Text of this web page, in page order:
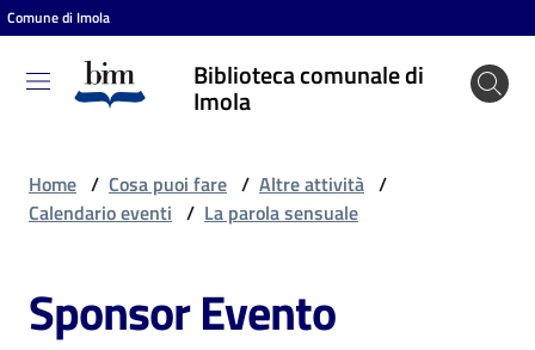
Vai al contenuto
Vai alla navigazione
Vai al footer
Comune di Imola
Biblioteca comunale di
Imola
Biblioteca
comunale
Home / Cosa puoi fare / Altre attività /
Calendario eventi / La parola sensuale
Sponsor Evento